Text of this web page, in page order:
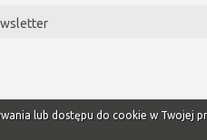
lub dostępu do cookie w Twojej